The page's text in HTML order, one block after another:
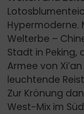
Hypermoderne.
Welterbe –
Stadt in Peking,
Armee von
leuchtende
Zur Krönung
West-Mix im